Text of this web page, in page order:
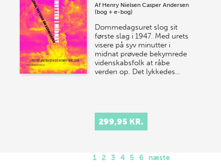
Af Henry Nielsen Casper Andersen
(bog + e-bog)
Dommedagsuret slog sit
første slag i 1947. Med urets
visere på syv minutter i
midnat prøvede bekymrede
videnskabsfolk at råbe
verden op. Det lykkedes…
299,95 KR.
1 2 3 4 5 6 næste